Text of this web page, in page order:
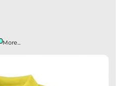
More...